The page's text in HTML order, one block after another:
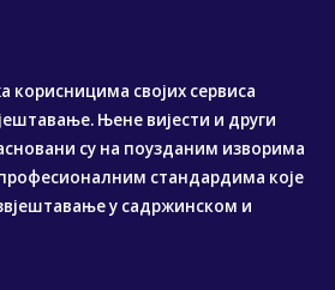
корисницима својих сервиса
Њене вијести и други
су на поузданим изворима
стандардима које
у садржинском и